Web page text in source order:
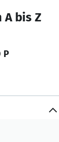
A bis Z
P